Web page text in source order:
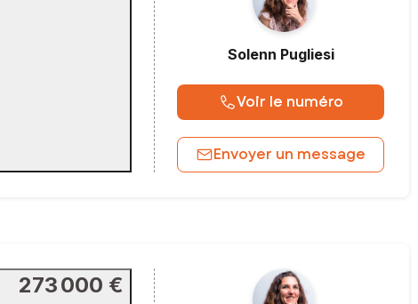
Solenn Pugliesi
Voir le numéro
Envoyer un message
273 000 €